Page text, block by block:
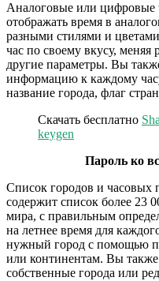
Аналоговые или цифровые
отображать время в
разными стилями и
час по своему вкусу, меняя
другие параметры. Вы
информацию к каждому
название города, флаг
Скачать бесплатно
keygen
Пароль ко
Список городов и часовых
содержит список более 23
мира, с правильным
на летнее время для
нужный город с помощью
или континентам. Вы также
собственные города или